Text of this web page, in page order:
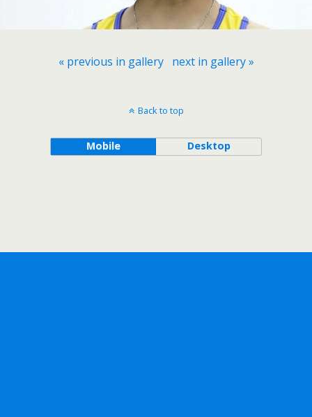
« previous in gallery next in gallery »
Back to top
Mobile Desktop